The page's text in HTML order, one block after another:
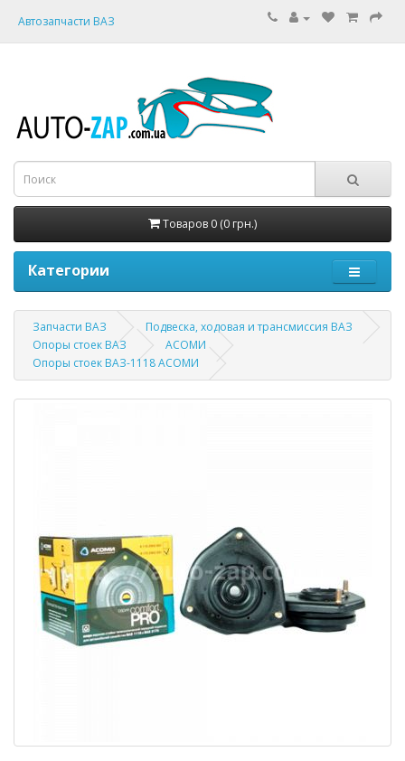
Автозапчасти ВАЗ
Товаров 0 (0 грн.)
Категории
Запчасти ВАЗ
Подвеска, ходовая и трансмиссия ВАЗ
Опоры стоек ВАЗ
АСОМИ
Опоры стоек ВАЗ-1118 АСОМИ